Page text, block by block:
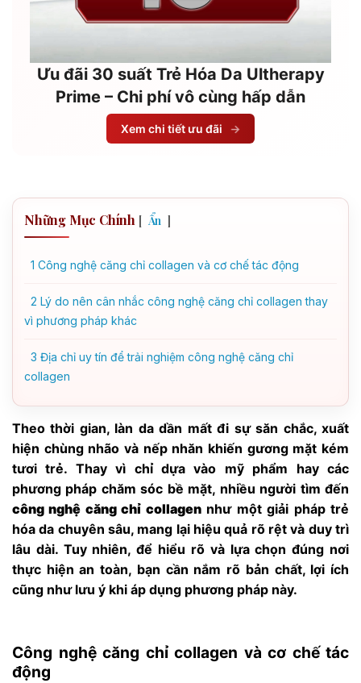
Ưu đãi 30 suất Trẻ Hóa Da Ultherapy
Prime – Chi phí vô cùng hấp dẫn
Xem chi tiết ưu đãi →
Những Mục Chính [ Ẩn ]
1 Công nghệ căng chỉ collagen và cơ chế tác động
2 Lý do nên cân nhắc công nghệ căng chỉ collagen thay
vì phương pháp khác
3 Địa chỉ uy tín để trải nghiệm công nghệ căng chỉ
collagen
Theo thời gian, làn da dần mất đi sự săn chắc, xuất
hiện chùng nhão và nếp nhăn khiến gương mặt kém
tươi trẻ. Thay vì chỉ dựa vào mỹ phẩm hay các
phương pháp chăm sóc bề mặt, nhiều người tìm đến
công nghệ căng chỉ collagennhư một giải pháp trẻ
hóa da chuyên sâu, mang lại hiệu quả rõ rệt và duy trì
lâu dài. Tuy nhiên, để hiểu rõ và lựa chọn đúng nơi
thực hiện an toàn, bạn cần nắm rõ bản chất, lợi ích
cũng như lưu ý khi áp dụng phương pháp này.
Công nghệ căng chỉ collagen và cơ chế tác
động